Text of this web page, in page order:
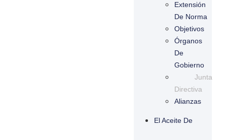
Extensión
De Norma
Objetivos
Órganos
De
Gobierno
Junta
Directiva
Alianzas
El Aceite De